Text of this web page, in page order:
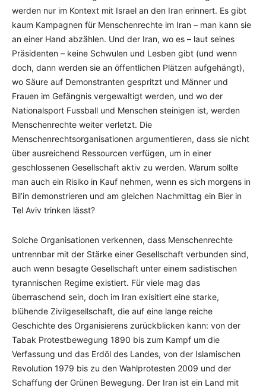
werden nur im Kontext mit Israel an den Iran erinnert. Es gibt
kaum Kampagnen für Menschenrechte im Iran – man kann sie
an einer Hand abzählen. Und der Iran, wo es – laut seines
Präsidenten – keine Schwulen und Lesben gibt (und wenn
doch, dann werden sie an öffentlichen Plätzen aufgehängt),
wo Säure auf Demonstranten gespritzt und Männer und
Frauen im Gefängnis vergewaltigt werden, und wo der
Nationalsport Fussball und Menschen steinigen ist, werden
Menschenrechte weiter verletzt. Die
Menschenrechtsorganisationen argumentieren, dass sie nicht
über ausreichend Ressourcen verfügen, um in einer
geschlossenen Gesellschaft aktiv zu werden. Warum sollte
man auch ein Risiko in Kauf nehmen, wenn es sich morgens in
Bil’in demonstrieren und am gleichen Nachmittag ein Bier in
Tel Aviv trinken lässt?
Solche Organisationen verkennen, dass Menschenrechte
untrennbar mit der Stärke einer Gesellschaft verbunden sind,
auch wenn besagte Gesellschaft unter einem sadistischen
tyrannischen Regime existiert. Für viele mag das
überraschend sein, doch im Iran exisitiert eine starke,
blühende Zivilgesellschaft, die auf eine lange reiche
Geschichte des Organisierens zurückblicken kann: von der
Tabak Protestbewegung 1890 bis zum Kampf um die
Verfassung und das Erdöl des Landes, von der Islamischen
Revolution 1979 bis zu den Wahlprotesten 2009 und der
Schaffung der Grünen Bewegung. Der Iran ist ein Land mit